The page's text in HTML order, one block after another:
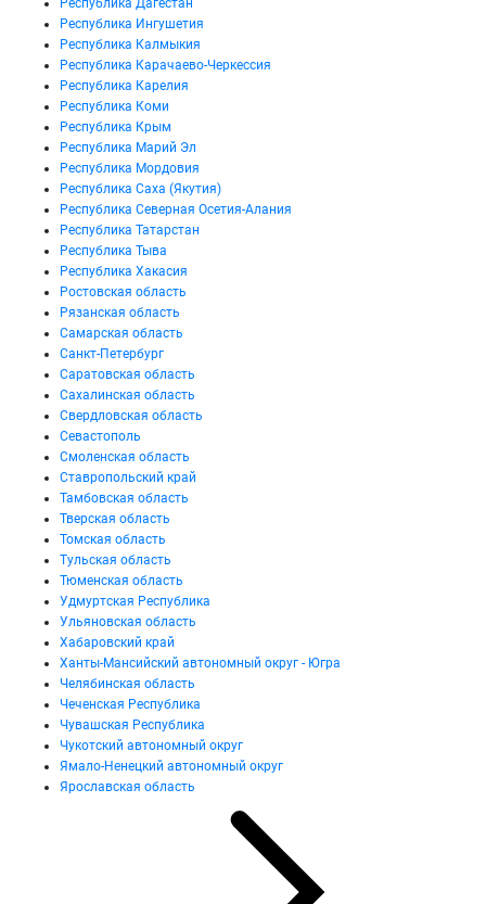
Республика Дагестан
Республика Ингушетия
Республика Калмыкия
Республика Карачаево-Черкессия
Республика Карелия
Республика Коми
Республика Крым
Республика Марий Эл
Республика Мордовия
Республика Саха (Якутия)
Республика Северная Осетия-Алания
Республика Татарстан
Республика Тыва
Республика Хакасия
Ростовская область
Рязанская область
Самарская область
Санкт-Петербург
Саратовская область
Сахалинская область
Свердловская область
Севастополь
Смоленская область
Ставропольский край
Тамбовская область
Тверская область
Томская область
Тульская область
Тюменская область
Удмуртская Республика
Ульяновская область
Хабаровский край
Ханты-Мансийский автономный округ - Югра
Челябинская область
Чеченская Республика
Чувашская Республика
Чукотский автономный округ
Ямало-Ненецкий автономный округ
Ярославская область